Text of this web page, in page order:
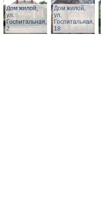
Дом жилой,
ул.
Госпитальная,
2
Дом жилой,
ул.
Госпитальная,
18